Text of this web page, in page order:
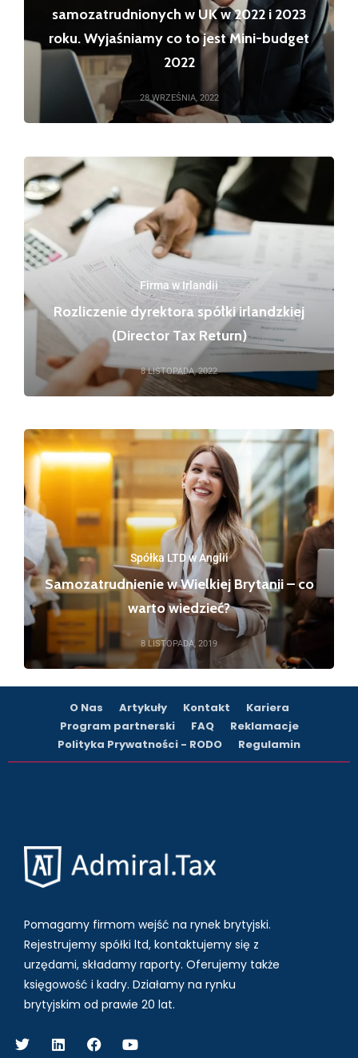
samozatrudnionych w UK w 2022 i 2023
roku. Wyjaśniamy co to jest Mini-budget
2022
28 WRZEŚNIA, 2022
Firma w Irlandii
Rozliczenie dyrektora spółki irlandzkiej
(Director Tax Return)
8 LISTOPADA, 2022
Spółka LTD w Anglii
Samozatrudnienie w Wielkiej Brytanii – co
warto wiedzieć?
8 LISTOPADA, 2019
O Nas Artykuły Kontakt
Kariera
Program partnerski
FAQ
Reklamacje
Polityka Prywatności - RODO
Regulamin
Pomagamy firmom wejść na rynek brytyjski.
Rejestrujemy spółki ltd, kontaktujemy się z
urzędami, składamy raporty. Oferujemy także
księgowość i kadry. Działamy na rynku
brytyjskim od prawie 20 lat.